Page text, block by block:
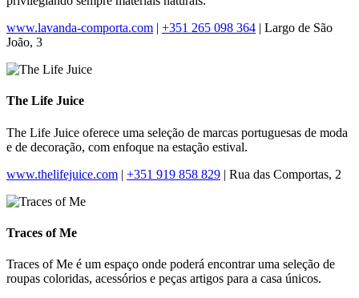
www.lavanda-comporta.com | +351 265 098 364 | Largo de São
João, 3
The Life Juice
The Life Juice oferece uma seleção de marcas portuguesas de moda
e de decoração, com enfoque na estação estival.
www.thelifejuice.com | +351 919 858 829 | Rua das Comportas, 2
Traces of Me
Traces of Me é um espaço onde poderá encontrar uma seleção de
roupas coloridas, acessórios e peças artigos para a casa únicos.